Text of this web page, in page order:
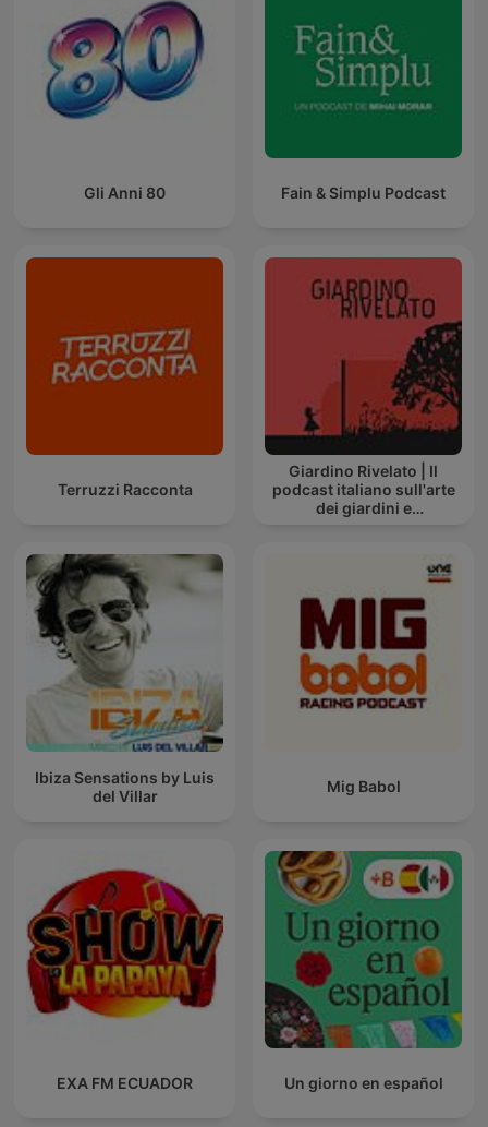
Gli Anni 80 Fain & Simplu Podcast
Terruzzi Racconta
Giardino Rivelato | Il
podcast italiano sull'arte
dei giardini e
Ibiza Sensations by Luis
del Villar
Mig Babol
EXA FM ECUADOR Un giorno en español